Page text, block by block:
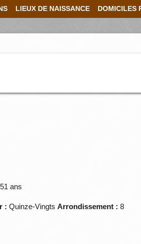
LIEUX DE NAISSANCE DOMICILES
51 ans
: Quinze-VingtsArrondissement : 8